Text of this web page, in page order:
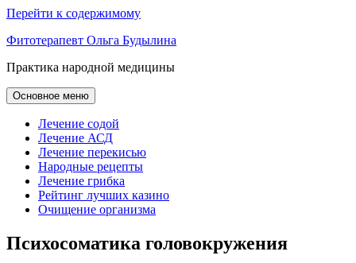
Перейти к содержимому
Фитотерапевт Ольга Будылина
Практика народной медицины
Основное меню
Лечение содой
Лечение АСД
Лечение перекисью
Народные рецепты
Лечение грибка
Рейтинг лучших казино
Очищение организма
Психосоматика головокружения